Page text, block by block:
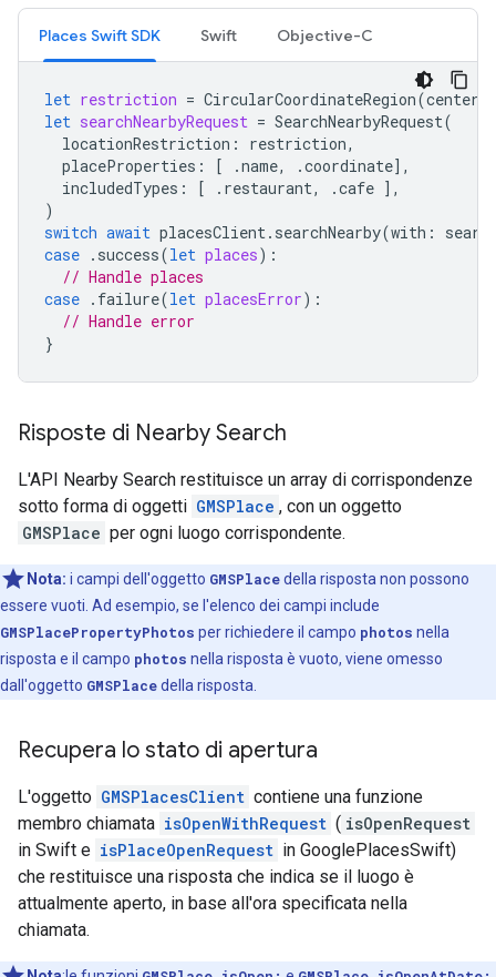
Places Swift SDK Swift Objective-C
let restriction = CircularCoordinateRegion(center
let searchNearbyRequest = SearchNearbyRequest(
locationRestriction : restriction,
placeProperties : [ .name, .coordinate],
includedTypes : [ . restaurant, .cafe ],
)
switch await placesClient. searchNearby(with :
case . success(let places):
// Handle places
case . failure(let placesError):
// Handle error
}
Risposte di Nearby Search
L'API Nearby Search restituisce un array di corrispondenze
sotto forma di oggetti GMSPlace , con un oggetto
GMSPlace per ogni luogo corrispondente.
Nota: i campi dell'oggetto GMSPlacedella risposta non possono
essere vuoti. Ad esempio, se l'elenco dei campi include
GMSPlacePropertyPhotos per richiedere il campo photos nella
risposta e il campo photos nella risposta è vuoto, viene omesso
dall'oggetto GMSPlacedella risposta.
Recupera lo stato di apertura
L'oggetto GMSPlacesClient contiene una funzione
membro chiamata isOpenWithRequest ( isOpenRequest
in Swift e isPlaceOpenRequest in GooglePlacesSwift)
che restituisce una risposta che indica se il luogo è
attualmente aperto, in base all'ora specificata nella
chiamata.